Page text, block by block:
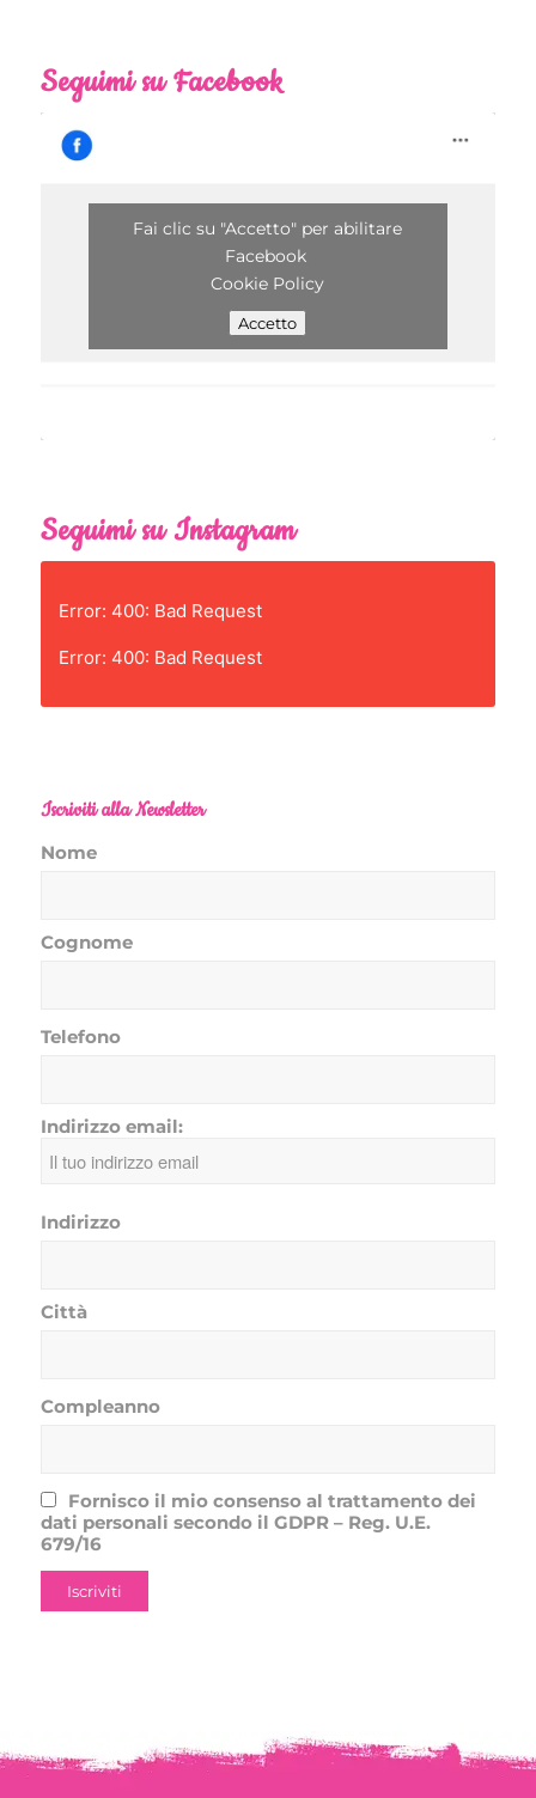
Seguimi su Facebook
Fai clic su "Accetto" per abilitare
Facebook
Cookie Policy
Accetto
Seguimi su Instagram
Error: 400: Bad Request
Error: 400: Bad Request
Iscriviti alla Newsletter
Nome
Cognome
Telefono
Indirizzo email:
Indirizzo
Città
Compleanno
Fornisco il mio consenso al trattamento dei
dati personali secondo il GDPR – Reg. U.E.
679/16